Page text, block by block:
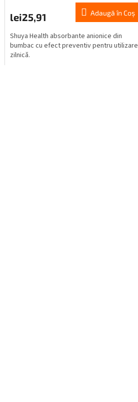
lei25,91 Adaugă în Coş
Shuya Health absorbante anionice din
bumbac cu efect preventiv pentru utilizare
zilnică.